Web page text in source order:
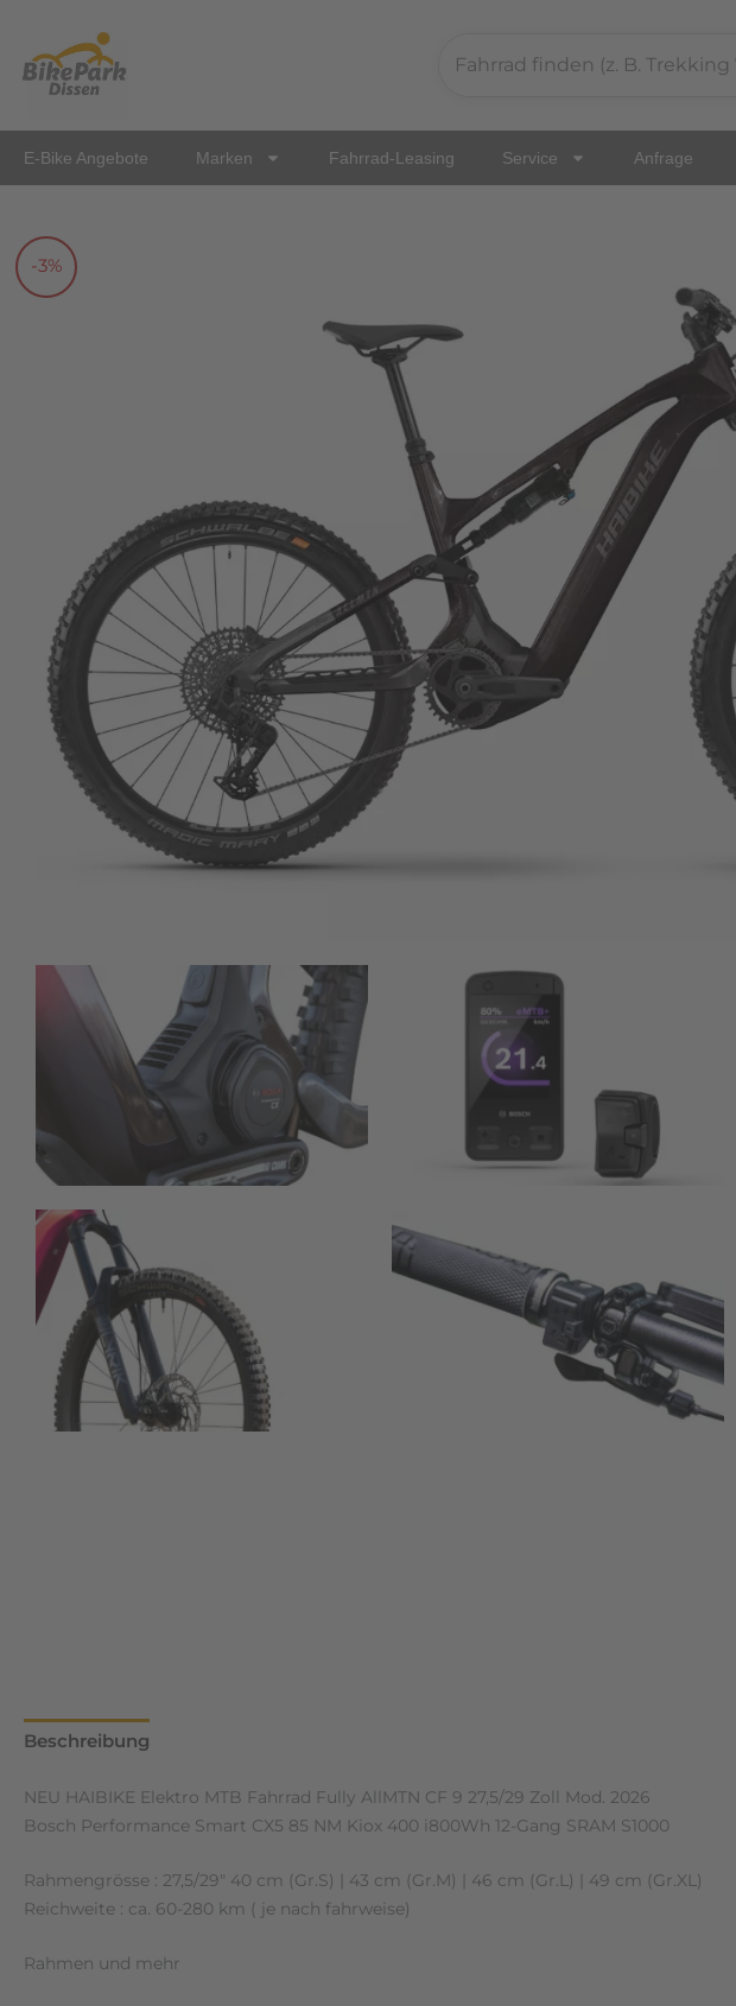
springen
E-Bike Angebote Marken Fahrrad-Leasing Service Anfrage
-3%
Beschreibung
NEU HAIBIKE Elektro MTB Fahrrad Fully AllMTN CF 9 27,5/29 Zoll Mod. 2026
Bosch Performance Smart CX5 85 NM Kiox 400 i800Wh 12-Gang SRAM S1000
Rahmengrösse : 27,5/29″ 40 cm (Gr.S) | 43 cm (Gr.M) | 46 cm (Gr.L) | 49 cm (Gr.XL)
Reichweite : ca. 60-280 km ( je nach fahrweise)
Rahmen und mehr